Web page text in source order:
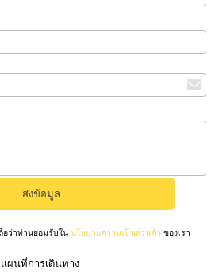
อว่าท่านยอมรับใน นโยบายความเป็นส่วนตัว ของเรา
แผนที่การเดินทาง